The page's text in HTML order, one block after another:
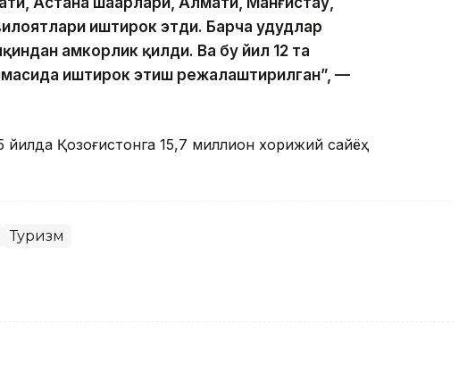
иштирок этди. Барча ҳудудлар
ҳамкорлик қилди. Ва бу йил 12 та
иштирок этиш режалаштирилган”, —
йилда Қозоғистонга 15,7 миллион хорижий сайёҳ
Туризм